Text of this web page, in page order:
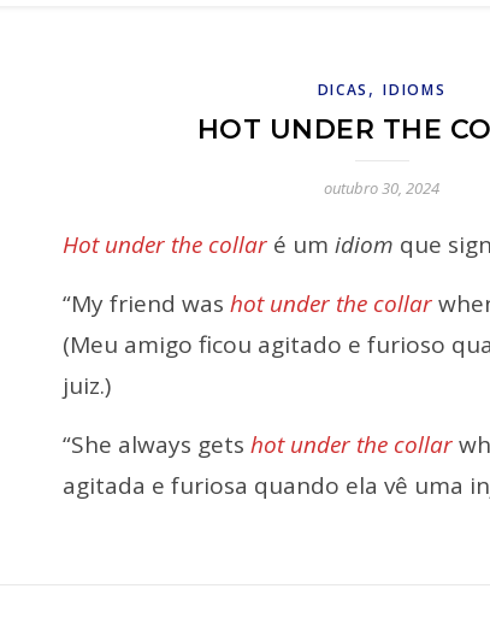
DICAS ,IDIOMS
HOT UNDER THE
outubro 30, 2024
Hot under the collar é umidiom que
“My friend washot under the collar
(Meu amigo ficou agitado e furioso
juiz.)
“She always getshot under the collar
agitada e furiosa quando ela vê uma